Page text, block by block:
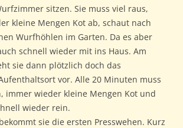
sitzen. Sie muss viel raus,
kleine Mengen Kot ab, schaut nach
Wurfhöhlen im Garten. Da es aber
schnell wieder mit ins Haus. Am
sie dann plötzlich doch das
vor. Alle 20 Minuten muss
immer wieder kleine Mengen Kot und
wieder rein.
sie die ersten Presswehen. Kurz